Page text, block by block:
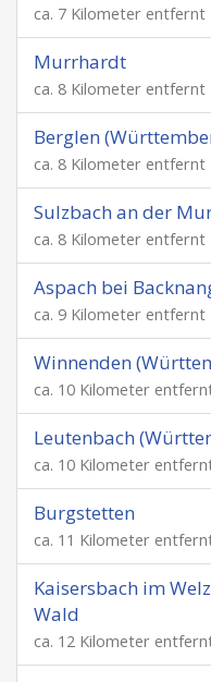
ca. 7 Kilometer entfernt
Murrhardt
ca. 8 Kilometer entfernt
Berglen
ca. 8 Kilometer entfernt
Sulzbach an der
ca. 8 Kilometer entfernt
Aspach bei
ca. 9 Kilometer entfernt
Winnenden
ca. 10 Kilometer
Leutenbach
ca. 10 Kilometer
Burgstetten
ca. 11 Kilometer
Kaisersbach im
Wald
ca. 12 Kilometer